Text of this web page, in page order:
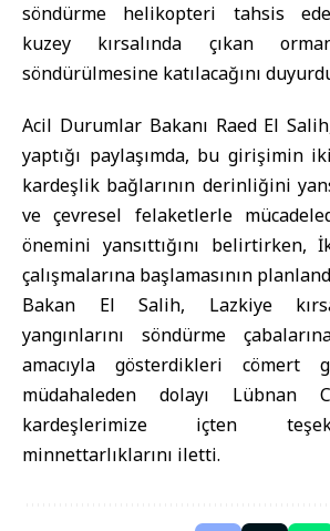
söndürme helikopteri tahsis
kuzey kırsalında çıkan
söndürülmesine katılacağını
Acil Durumlar Bakanı Raed El
yaptığı paylaşımda, bu girişimin
kardeşlik bağlarının derinliğini
ve çevresel felaketlerle
önemini yansıttığını belirtirken,
çalışmalarına başlamasının
Bakan El Salih, Lazkiye
yangınlarını söndürme
amacıyla gösterdikleri cömert
müdahaleden dolayı Lübnan
kardeşlerimize içten
minnettarlıklarını iletti.